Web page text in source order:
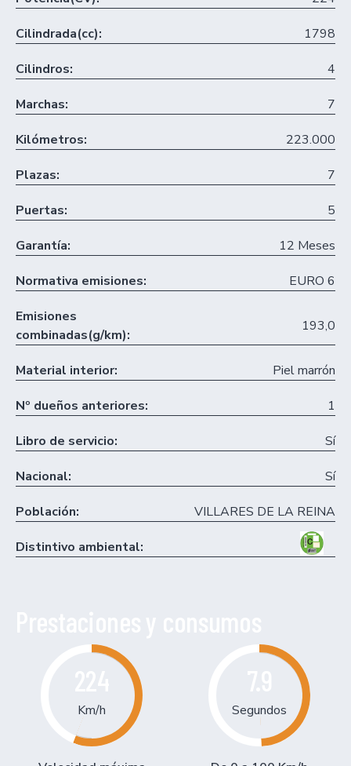
Cilindrada(cc): 1798
Cilindros: 4
Marchas: 7
Kilómetros: 223.000
Plazas: 7
Puertas: 5
Garantía: 12 Meses
Normativa emisiones: EURO 6
Emisiones
combinadas(g/km):
193,0
Material interior: Piel marrón
Nº dueños anteriores: 1
Libro de servicio: Sí
Nacional: Sí
Población: VILLARES DE LA REINA
Distintivo ambiental:
Km/h Segundos